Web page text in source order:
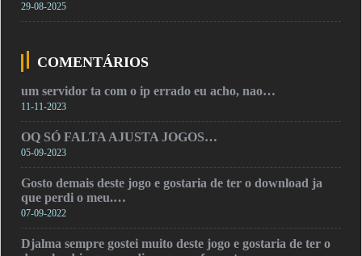
29-08-2025
COMENTÁRIOS
um servidor ta com o ip errado eu acho, nao…
11-11-2023
OQ SÓ FALTA AJUSTA JOGOS…
05-09-2023
Gosto demais deste jogo e gostaria de ter o download ja
que perdi o meu.…
07-09-2022
Djalma sempre gostei muito deste jogo e gostaria de ter o